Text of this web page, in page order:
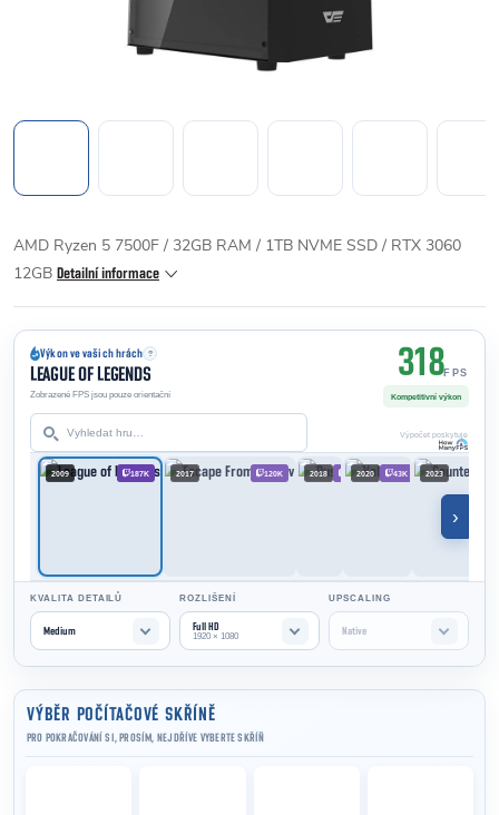
AMD Ryzen 5 7500F / 32GB RAM / 1TB NVME SSD / RTX 3060
12GB Detailní informace
Výkon ve vašich hrách ?
LEAGUE OF LEGENDS
Zobrazené FPS jsou pouze orientační
318FPS
Kompetitivní výkon
Výpočet poskytuje
2009 187K 2017 120K 2018 80K2020 43K 2023
›
KVALITA DETAILŮ
Medium
ROZLIŠENÍ
Full HD
1920 × 1080
UPSCALING
Native
VÝBĚR POČÍTAČOVÉ SKŘÍNĚ
PRO POKRAČOVÁNÍ SI, PROSÍM, NEJDŘÍVE VYBERTE SKŘÍŇ